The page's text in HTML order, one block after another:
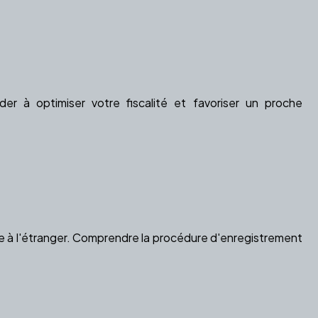
à optimiser votre fiscalité et favoriser un proche
l'étranger. Comprendre la procédure d'enregistrement